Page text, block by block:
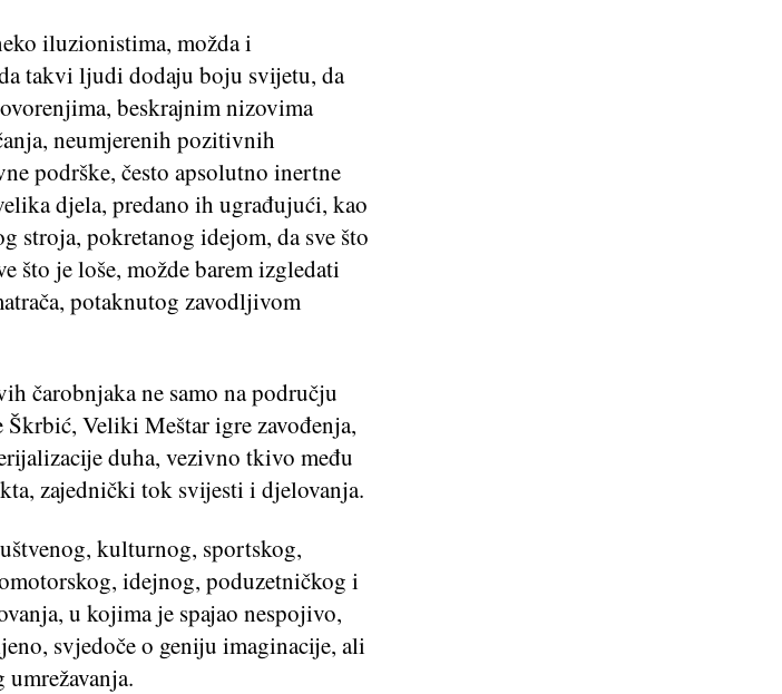
iluzionistima, možda i
takvi ljudi dodaju boju svijetu, da
beskrajnim nizovima
neumjerenih pozitivnih
podrške, često apsolutno inertne
djela, predano ih ugrađujući, kao
stroja, pokretanog idejom, da sve što
što je loše, možde barem izgledati
potaknutog zavodljivom
čarobnjaka ne samo na području
Veliki Meštar igre zavođenja,
duha, vezivno tkivo među
zajednički tok svijesti i djelovanja.
kulturnog, sportskog,
idejnog, poduzetničkog i
u kojima je spajao nespojivo,
svjedoče o geniju imaginacije, ali